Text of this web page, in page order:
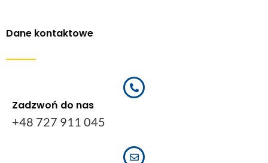
Dane kontaktowe
Zadzwoń do nas
+48 727 911 045